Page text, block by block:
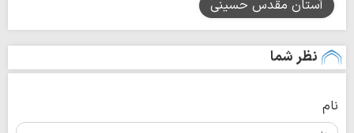
آستان مقدس حسینی
نظر شما
نام